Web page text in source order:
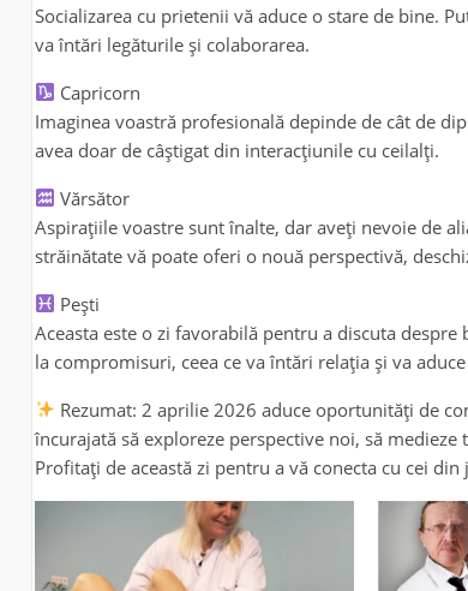
Socializarea cu prietenii vă aduce o stare de bine.
va întări legăturile și colaborarea.
Capricorn
Imaginea voastră profesională depinde de cât de
avea doar de câștigat din interacțiunile cu ceilalți.
Vărsător
Aspirațiile voastre sunt înalte, dar aveți nevoie de
străinătate vă poate oferi o nouă perspectivă,
Pești
Aceasta este o zi favorabilă pentru a discuta
la compromisuri, ceea ce va întări relația și va
Rezumat: 2 aprilie 2026 aduce oportunități de
încurajată să exploreze perspective noi, să
Profitați de această zi pentru a vă conecta cu cei